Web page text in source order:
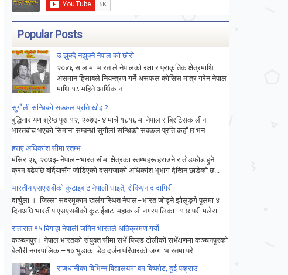
Popular Posts
उ झुक्दै नझुक्ने नेपाल को छोरो
२०४६ साल मा भारत ले नेपालको रक्षा र प्राकृतिक क्षेत्रमाथि
असमान हिसाबले नियन्त्रण गर्ने असफल कोसिस मात्र गरेन नेपाल
माथि १८ महिने आर्थिक न...
सुगौली सन्धिको सक्कल प्रति खोइ ?
बुद्धिनारायण श्रेष्ठ पुस १२, २०७३- ४ मार्च १८१६ मा नेपाल र ब्रिटिसकालीन
भारतबीच भएको सिमाना सम्बन्धी सुगौली सन्धिको सक्कल प्रति कहाँ छ भन...
हराए अधिकांश सीमा स्तम्भ
मंसिर २६, २०७३- नेपाल–भारत सीमा क्षेत्रका स्तम्भहरू हराउने र तोडफोड हुने
क्रम बढेपछि बर्दियासँग जोडिएको दसगजाको अधिकांश भूभाग देखिन छाडेको छ...
भारतीय एसएसबीकाे कुटाइबाट नेपाली घाइते, राेकिएन दादागिरी
दार्चुला । जिल्ला सदरमुकाम खलंगास्थित नेपाल–भारत जोड्ने झोलुङ्गे पुलमा ४
दिनअघि भारतीय एसएसबीको कुटाईबाट महाकाली नगरपालिका–१ छापरी मलेरा...
रातारात १५ बिगाहा नेपाली जमिन भारतले अतिक्रमण गर्यो
कञ्चनपुर। नेपाल भारतको संयुक्त सीमा सर्भे फिल्ड टोलीको सर्भेक्षणमा कञ्चनपुरको
बेलौरी नगरपालिका–१० भुडाका डेढ दर्जन परिवारको जग्गा भारतमा परे...
राजधानीका विभिन्न विद्यालयमा बम बिष्फोट, दुई पक्राउ